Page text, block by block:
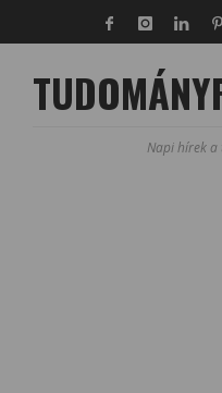
Napi hírek